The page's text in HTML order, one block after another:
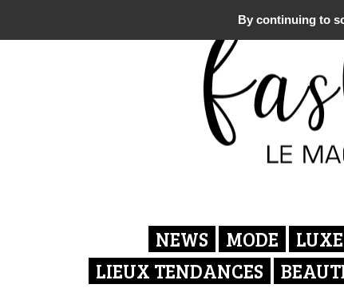
NEWS MODE LUXE
LIEUX TENDANCES
By continuing to